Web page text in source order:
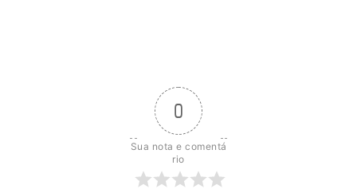
0
Sua nota e comentá
rio